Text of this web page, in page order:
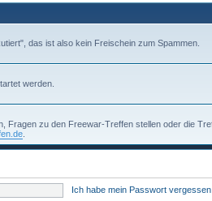
das ist also kein Freischein zum Spammen.
werden.
Fragen zu den Freewar-Treffen stellen oder die
Ich habe mein Passwort vergessen